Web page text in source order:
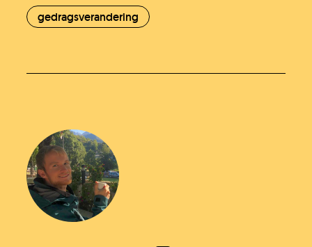
gedragsverandering
KH Kids